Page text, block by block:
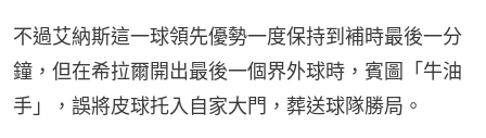
不過艾納斯這一球領先優勢一度保持到補時最後一分
鐘，但在希拉爾開出最後一個界外球時，賓圖「牛油
手」，誤將皮球托入自家大門，葬送球隊勝局。